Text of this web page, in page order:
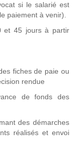
si le salarié est
paiement à venir).
et 45 jours à partir
fiches de paie ou
rendue
de fonds des
des démarches
réalisés et envoi